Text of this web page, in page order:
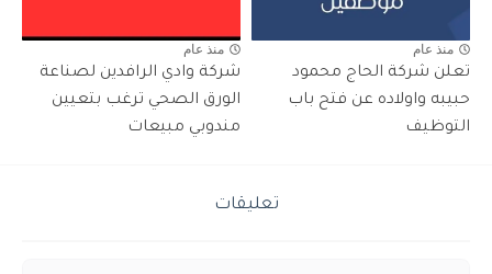
منذ عام
تعلن شركة الحاج محمود
حبيبه واولاده عن فتح باب
التوظيف
منذ عام
شركة وادي الرافدين لصناعة
الورق الصحي ترغب بتعيين
مندوبي مبيعات
تعليقات